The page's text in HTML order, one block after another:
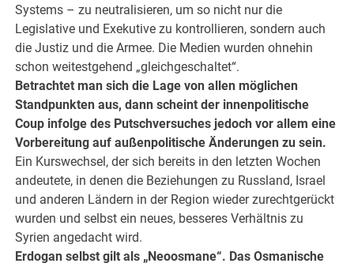
Systems – zu neutralisieren, um so nicht nur die
Legislative und Exekutive zu kontrollieren, sondern auch
die Justiz und die Armee. Die Medien wurden ohnehin
schon weitestgehend „gleichgeschaltet“.
Betrachtet man sich die Lage von allen möglichen
Standpunkten aus, dann scheint der innenpolitische
Coup infolge des Putschversuches jedoch vor allem eine
Vorbereitung auf außenpolitische Änderungen zu sein.
Ein Kurswechsel, der sich bereits in den letzten Wochen
andeutete, in denen die Beziehungen zu Russland, Israel
und anderen Ländern in der Region wieder zurechtgerückt
wurden und selbst ein neues, besseres Verhältnis zu
Syrien angedacht wird.
Erdogan selbst gilt als „Neoosmane“. Das Osmanische